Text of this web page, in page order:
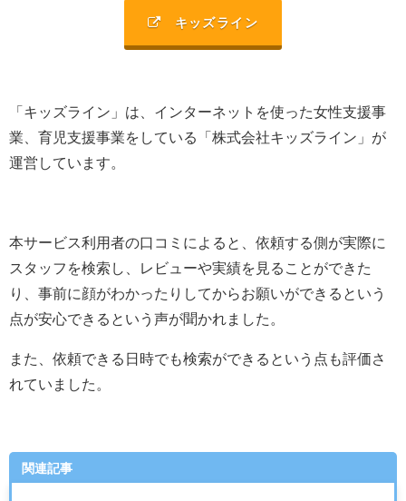
キッズライン
「キッズライン」は、 インターネットを使った女性支援事
業、育児支援事業を している「 株式会社キッズライン 」が
運営しています。
本サービス利用者の口コミによると、依頼する側が実際に
スタッフを検索し、レビューや実績を見ることができた
り、事前に顔がわかったりしてからお願いができるという
点が安心できるという声が聞かれました。
また、依頼できる日時でも検索ができるという点も評価さ
れていました。
関連記事